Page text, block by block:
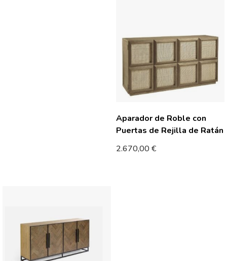
Aparador de Roble con
Puertas de Rejilla de Ratán
2.670,00€